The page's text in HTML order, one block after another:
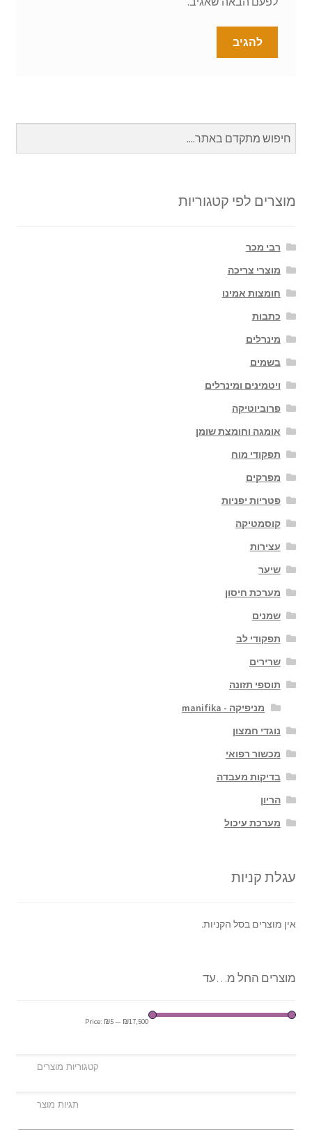
מוצרים לפי קטגוריות
רבי מכר
מוצרי צריכה
חומצות אמינו
כתבות
מינרלים
בשמים
ויטמינים ומינרלים
פרוביוטיקה
אומגה וחומצת שומן
תפקודי מוח
מפרקים
פטריות יפניות
קוסמטיקה
עצירות
שיער
מערכת חיסון
שמנים
תפקודי לב
שרירים
תוספי תזונה
מניפיקה - manifika
נוגדי חמצון
מכשור רפואי
בדיקות מעבדה
הריון
מערכת עיכול
עגלת קניות
אין מוצרים בסל הקניות.
מוצרים החל מ…עד
Price: ₪5— ₪17,500